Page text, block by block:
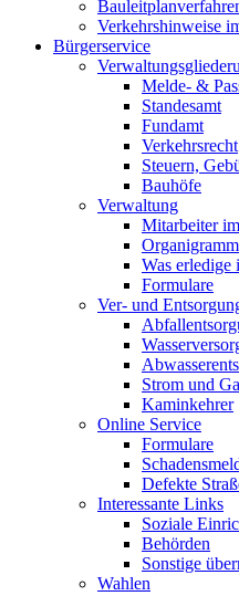
Verkehrshinweise
Bürgerservice
Melde- &
Standesamt
Fundamt
Verkehrsrecht
Steuern,
Bauhöfe
Verwaltung
Mitarbeiter
Organigramm
Was erledige
Formulare
Ver- und
Strom und
Kaminkehrer
Online Service
Formulare
Defekte
Interessante Links
Soziale
Behörden
Sonstige
Wahlen